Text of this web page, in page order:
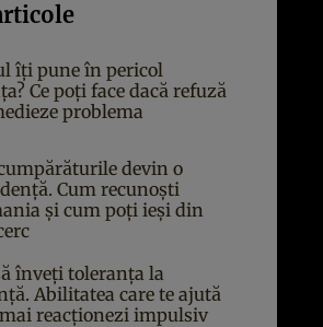
îți pune în pericol
Ce poți face dacă refuză
problema
devin o
Cum recunoști
și cum poți ieși din
înveți toleranța la
Abilitatea care te ajută
reacționezi impulsiv